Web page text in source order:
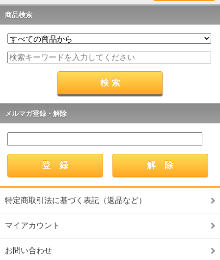
商品検索
メルマガ登録・解除
特定商取引法に基づく表記（返品など）
マイアカウント
お問い合わせ